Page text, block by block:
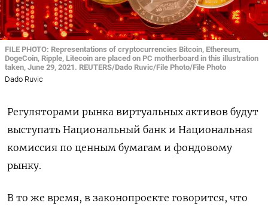
FILE PHOTO: Representations of cryptocurrencies Bitcoin, Ethereum,
DogeCoin, Ripple, Litecoin are placed on PC motherboard in this illustration
taken, June 29, 2021. REUTERS/Dado Ruvic/File Photo/File Photo
Dado Ruvic
Регуляторами рынка виртуальных активов будут
выступать Национальный банк и Национальная
комиссия по ценным бумагам и фондовому
рынку.
В то же время, в законопроекте говорится, что